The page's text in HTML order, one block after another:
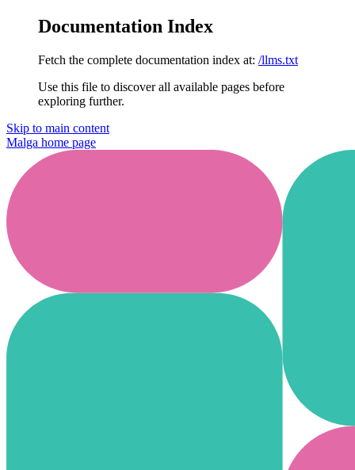
Documentation Index
Fetch the complete documentation index at: /llms.txt
Use this file to discover all available pages before
exploring further.
Skip to main content
Malga home page